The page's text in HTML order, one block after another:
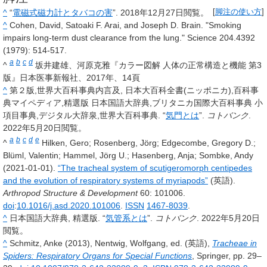
脚注の使い方
^ “電磁式磁力計とタバコの害”. 2018年12月27日閲覧。
^ Cohen, David, Satoaki F. Arai, and Joseph D. Brain. "Smoking
impairs long-term dust clearance from the lung." Science 204.4392
(1979): 514-517.
^ a b c d 坂井建雄、河原克雅『カラー図解 人体の正常構造と機能 第3
版』日本医事新報社、2017年、14頁
^ 第２版,世界大百科事典内言及, 日本大百科全書(ニッポニカ),百科事
典マイペディア,精選版 日本国語大辞典,ブリタニカ国際大百科事典 小
項目事典,デジタル大辞泉,世界大百科事典. “気門とは”. コトバンク
2022年5月20日閲覧。
^ a b c d e Hilken, Gero; Rosenberg, Jörg; Edgecombe, Gregory D.;
Blüml, Valentin; Hammel, Jörg U.; Hasenberg, Anja; Sombke, Andy
(2021-01-01). “The tracheal system of scutigeromorph centipedes
and the evolution of respiratory systems of myriapods” (英語).
Arthropod Structure & Development 60: 101006.
doi:10.1016/j.asd.2020.101006 ISSN 1467-8039
^ 日本国語大辞典, 精選版. “気管系とは”. コトバンク 2022年5月20日
閲覧。
^ Schmitz, Anke (2013), Nentwig, Wolfgang, ed. (英語), Tracheae in
Spiders: Respiratory Organs for Special Functions , Springer, pp. 29–